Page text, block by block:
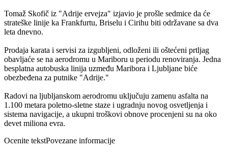
Tomaž Skofič iz "Adrije ervejza" izjavio je prošle sedmice da će
strateške linije ka Frankfurtu, Briselu i Cirihu biti održavane sa dva
leta dnevno.
Prodaja karata i servisi za izgubljeni, odloženi ili oštećeni prtljag
obavljaće se na aerodromu u Mariboru u periodu renoviranja. Jedna
besplatna autobuska linija uzmeđu Maribora i Ljubljane biće
obezbeđena za putnike "Adrije."
Radovi na ljubljanskom aerodromu uključuju zamenu asfalta na
1.100 metara poletno-sletne staze i ugradnju novog osvetljenja i
sistema navigacije, a ukupni troškovi obnove procenjeni su na oko
devet miliona evra.
Ocenite tekstPovezane informacije